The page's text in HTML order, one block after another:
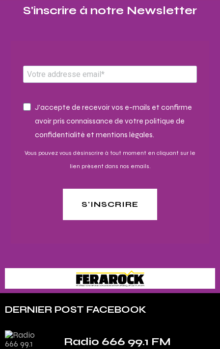
S'inscrire à notre Newsletter​
J'accepte de recevoir vos e-mails et confirme
avoir pris connaissance de votre politique de
confidentialité et mentions légales.
Vous pouvez vous désinscrire à tout moment en cliquant sur le
lien présent dans nos emails.
S'INSCRIRE
DERNIER POST FACEBOOK
Radio 666 99.1 FM